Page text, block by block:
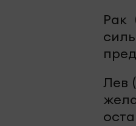
Рак
Лев